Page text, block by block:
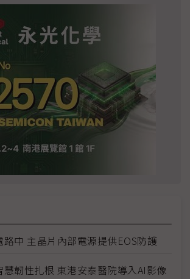
路中 主晶片內部電源提供EOS防護
慧韌性扎根 東港安泰醫院導入AI影像